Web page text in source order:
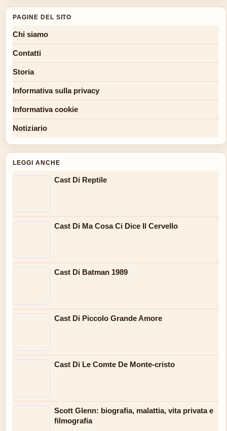
PAGINE DEL SITO
Chi siamo
Contatti
Storia
Informativa sulla privacy
Informativa cookie
Notiziario
LEGGI ANCHE
Cast Di Reptile
Cast Di Ma Cosa Ci Dice Il Cervello
Cast Di Batman 1989
Cast Di Piccolo Grande Amore
Cast Di Le Comte De Monte-cristo
Scott Glenn: biografia, malattia, vita privata e
filmografia